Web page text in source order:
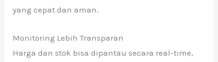
yang cepat dan aman.
Monitoring Lebih Transparan
Harga dan stok bisa dipantau secara real-time,